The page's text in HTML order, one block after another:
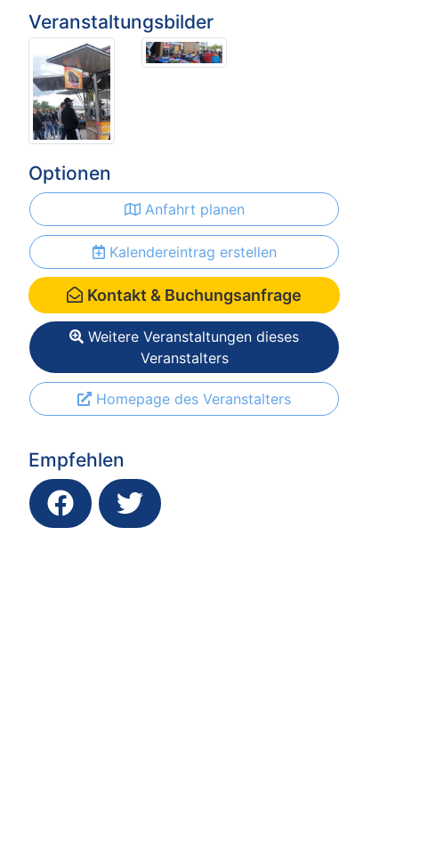
Veranstaltungsbilder
Optionen
Anfahrt planen
Kalendereintrag erstellen
Kontakt & Buchungsanfrage
Weitere Veranstaltungen dieses
Veranstalters
Homepage des Veranstalters
Empfehlen